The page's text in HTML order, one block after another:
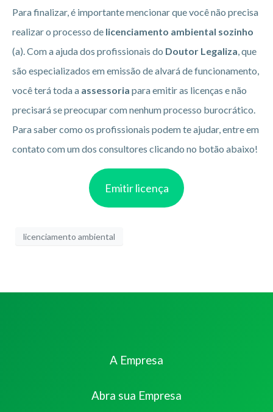
Para finalizar, é importante mencionar que você não precisa
realizar o processo de licenciamento ambiental sozinho
(a). Com a ajuda dos profissionais do Doutor Legaliza , que
são especializados em emissão de alvará de funcionamento,
você terá toda a assessoria para emitir as licenças e não
precisará se preocupar com nenhum processo burocrático.
Para saber como os profissionais podem te ajudar, entre em
contato com um dos consultores clicando no botão abaixo!
Emitir licença
licenciamento ambiental
A Empresa
Abra sua Empresa